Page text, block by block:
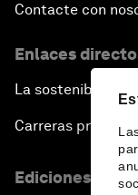
Contacte con
Enlaces
La sostenibilidad
Carreras
Ediciones en